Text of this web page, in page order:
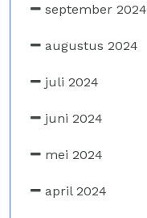
september 2024
augustus 2024
juli 2024
juni 2024
mei 2024
april 2024